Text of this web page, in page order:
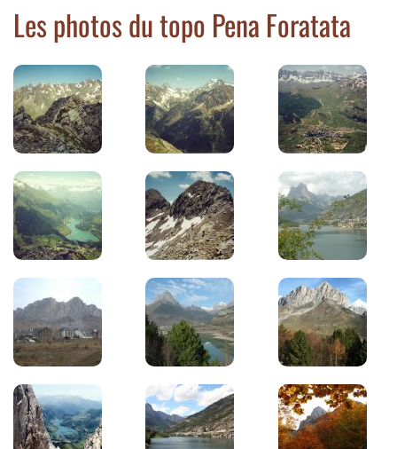
Les photos du topo Pena Foratata